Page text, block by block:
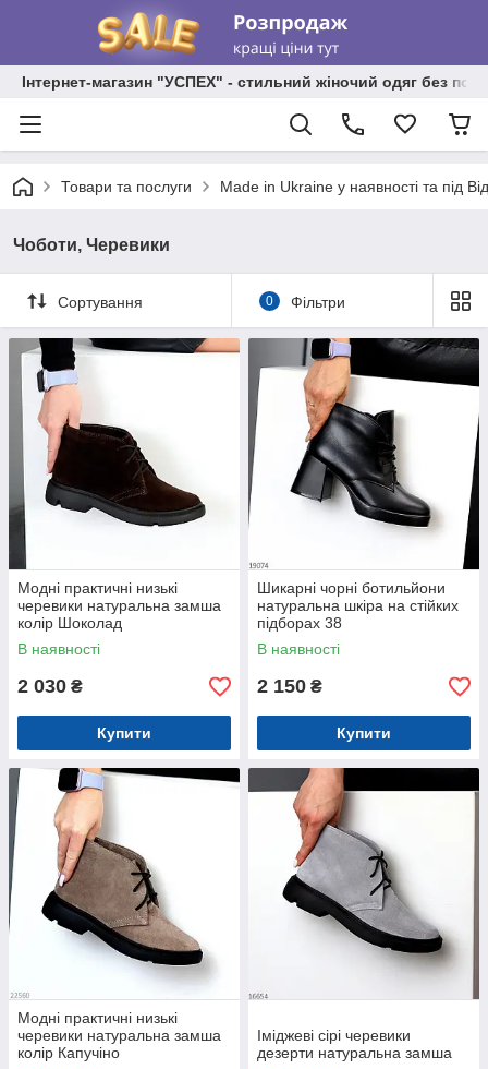
Інтернет-магазин "УСПЕХ" - стильний жіночий одяг без
Товари та послуги Made in Ukraine у наявності та під
Чоботи, Черевики
Сортування 0 Фільтри
Модні практичні низькі
черевики натуральна замша
колір Шоколад
В наявності
2 030 ₴
Купити
Шикарні чорні ботильйони
натуральна шкіра на стійких
підборах 38
В наявності
2 150 ₴
Купити
Модні практичні низькі
черевики натуральна замша
колір Капучіно
Іміджеві сірі черевики
дезерти натуральна замша